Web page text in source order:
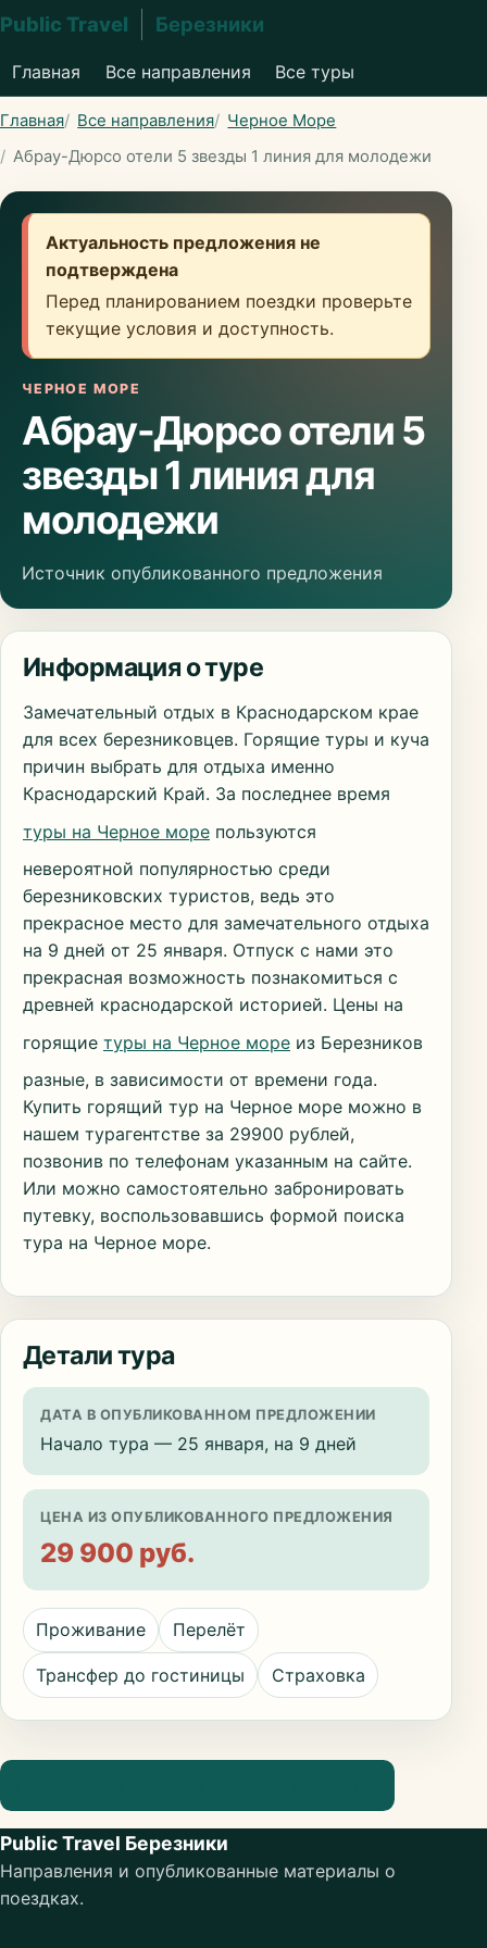
Public Travel Березники
Главная Все направления Все туры
Главная Все направления
Черное Море
Абрау-Дюрсо отели 5 звезды 1 линия для молодежи
Актуальность предложения не
подтверждена
Перед планированием поездки проверьте
текущие условия и доступность.
ЧЕРНОЕ МОРЕ
Абрау-Дюрсо отели 5
звезды 1 линия для
молодежи
Источник опубликованного предложения
Информация о туре
Замечательный отдых в Краснодарском крае
для всех березниковцев. Горящие туры и куча
причин выбрать для отдыха именно
Краснодарский Край. За последнее время
туры на Черное море пользуются
невероятной популярностью среди
березниковских туристов, ведь это
прекрасное место для замечательного отдыха
на 9 дней от 25 января. Отпуск с нами это
прекрасная возможность познакомиться с
древней краснодарской историей. Цены на
горящие туры на Черное море из Березников
разные, в зависимости от времени года.
Купить горящий тур на Черное море можно в
нашем турагентстве за 29900 рублей,
позвонив по телефонам указанным на сайте.
Или можно самостоятельно забронировать
путевку, воспользовавшись формой поиска
тура на Черное море.
Детали тура
ДАТА В ОПУБЛИКОВАННОМ ПРЕДЛОЖЕНИИ
Начало тура — 25 января, на 9 дней
ЦЕНА ИЗ ОПУБЛИКОВАННОГО ПРЕДЛОЖЕНИЯ
29 900 руб.
Проживание Перелёт
Трансфер до гостиницы Страховка
Public Travel Березники
Направления и опубликованные материалы о
поездках.